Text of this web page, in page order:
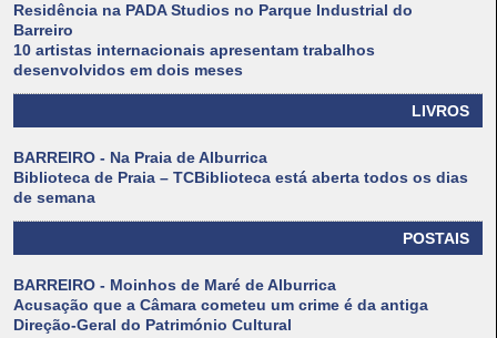
Residência na PADA Studios no Parque Industrial do
Barreiro
10 artistas internacionais apresentam trabalhos
desenvolvidos em dois meses
LIVROS
BARREIRO - Na Praia de Alburrica
Biblioteca de Praia – TCBiblioteca está aberta todos os dias
de semana
POSTAIS
BARREIRO - Moinhos de Maré de Alburrica
Acusação que a Câmara cometeu um crime é da antiga
Direção-Geral do Património Cultural